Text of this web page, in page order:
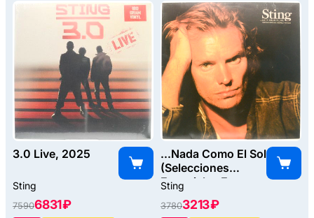
3.0 Live, 2025
Sting
75906831 ₽
...Nada Como El Sol
(Selecciones
Especiales En
Espanol Y
Portugues), 1988
Sting
37803213 ₽